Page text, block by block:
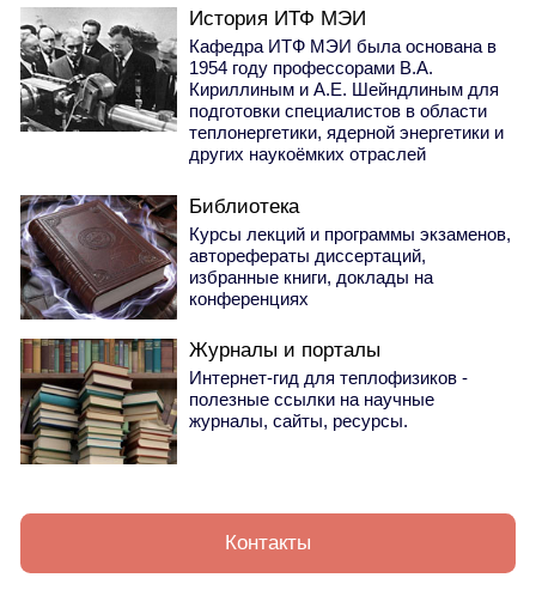
История ИТФ МЭИ
Кафедра ИТФ МЭИ была основана в
1954 году профессорами В.А.
Кириллиным и А.Е. Шейндлиным для
подготовки специалистов в области
теплонергетики, ядерной энергетики и
других наукоёмких отраслей
Библиотека
Курсы лекций и программы экзаменов,
авторефераты диссертаций,
избранные книги, доклады на
конференциях
Журналы и порталы
Интернет-гид для теплофизиков -
полезные ссылки на научные
журналы, сайты, ресурсы.
Контакты